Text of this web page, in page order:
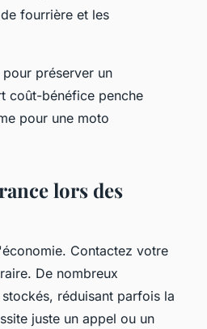
fourrière et les
préserver un
coût-bénéfice penche
pour une moto
lors des
Contactez votre
De nombreux
réduisant parfois la
juste un appel ou un